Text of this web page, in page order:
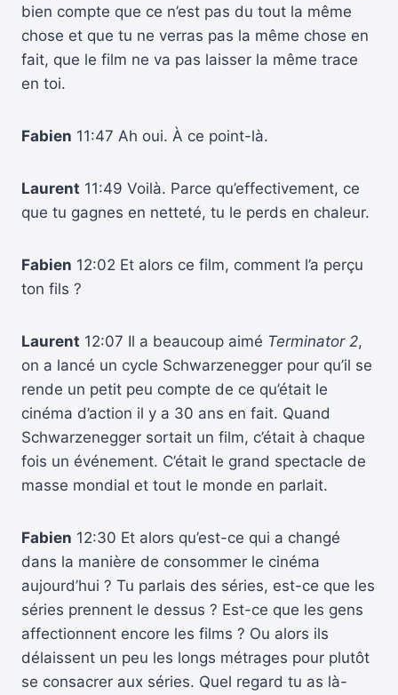
bien compte que ce n’est pas du tout la même
chose et que tu ne verras pas la même chose en
fait, que le film ne va pas laisser la même trace
en toi.
Fabien 11:47 Ah oui. À ce point-là.
Laurent 11:49 Voilà. Parce qu’effectivement, ce
que tu gagnes en netteté, tu le perds en chaleur.
Fabien 12:02 Et alors ce film, comment l’a perçu
ton fils ?
Laurent 12:07 Il a beaucoup aimé Terminator 2,
on a lancé un cycle Schwarzenegger pour qu’il se
rende un petit peu compte de ce qu’était le
cinéma d’action il y a 30 ans en fait. Quand
Schwarzenegger sortait un film, c’était à chaque
fois un événement. C’était le grand spectacle de
masse mondial et tout le monde en parlait.
Fabien 12:30 Et alors qu’est-ce qui a changé
dans la manière de consommer le cinéma
aujourd’hui ? Tu parlais des séries, est-ce que les
séries prennent le dessus ? Est-ce que les gens
affectionnent encore les films ? Ou alors ils
délaissent un peu les longs métrages pour plutôt
se consacrer aux séries. Quel regard tu as là-